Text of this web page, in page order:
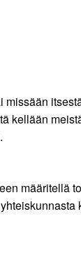
missään
kellään
määritellä